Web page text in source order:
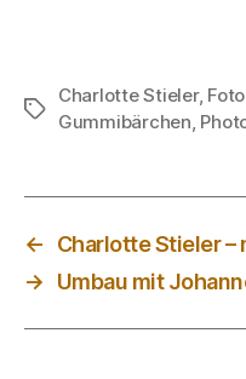
Schlagwörter
Charlotte Stieler,
Gummibärchen,
←
Charlotte Stieler –
→
Umbau mit